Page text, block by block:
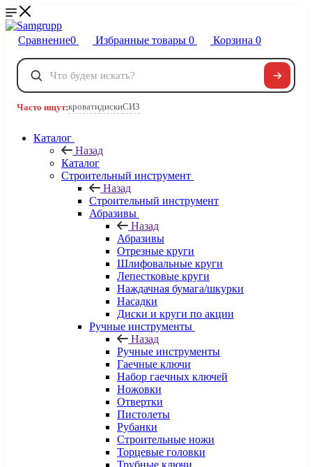
Сравнение0 Избранные товары 0 Корзина 0
Телефоны
8 800 222-40-09
Часто ищут:кроватидискиСИЗ
Каталог
Назад
Каталог
Строительный инструмент
Назад
Строительный инструмент
Абразивы
Назад
Абразивы
Отрезные круги
Шлифовальные круги
Лепестковые круги
Наждачная бумага/шкурки
Насадки
Диски и круги по акции
Ручные инструменты
Назад
Ручные инструменты
Гаечные ключи
Набор гаечных ключей
Ножовки
Отвертки
Пистолеты
Рубанки
Строительные ножи
Торцевые головки
Трубные ключи